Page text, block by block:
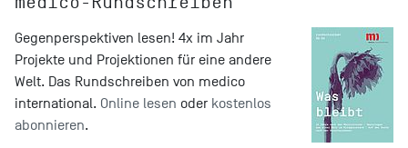
Gegenperspektiven lesen! 4x im Jahr
Projekte und Projektionen für eine andere
Welt. Das Rundschreiben von medico
international. Online lesen oder kostenlos
abonnieren.